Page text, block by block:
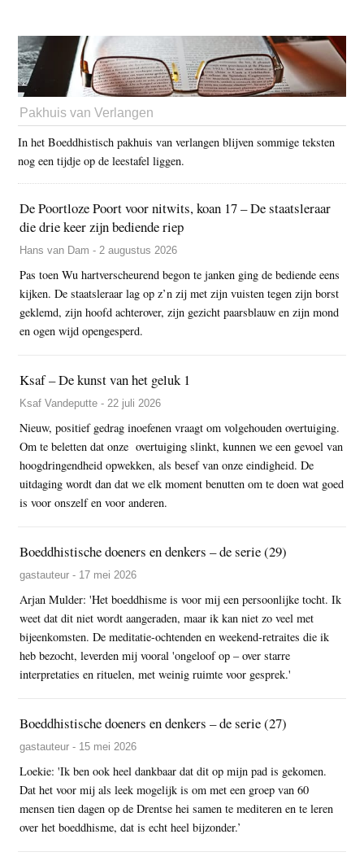
Pakhuis van Verlangen
In het Boeddhistisch pakhuis van verlangen blijven sommige teksten
nog een tijdje op de leestafel liggen.
De Poortloze Poort voor nitwits, koan 17 – De staatsleraar
die drie keer zijn bediende riep
Hans van Dam - 2 augustus 2026
Pas toen Wu hartverscheurend begon te janken ging de bediende eens
kijken. De staatsleraar lag op z’n zij met zijn vuisten tegen zijn borst
geklemd, zijn hoofd achterover, zijn gezicht paarsblauw en zijn mond
en ogen wijd opengesperd.
Ksaf – De kunst van het geluk 1
Ksaf Vandeputte - 22 juli 2026
Nieuw, positief gedrag inoefenen vraagt om volgehouden overtuiging.
Om te beletten dat onze overtuiging slinkt, kunnen we een gevoel van
hoogdringendheid opwekken, als besef van onze eindigheid. De
uitdaging wordt dan dat we elk moment benutten om te doen wat goed
is voor onszelf en voor anderen.
Boeddhistische doeners en denkers – de serie (29)
gastauteur - 17 mei 2026
Arjan Mulder: 'Het boeddhisme is voor mij een persoonlijke tocht. Ik
weet dat dit niet wordt aangeraden, maar ik kan niet zo veel met
bijeenkomsten. De meditatie-ochtenden en weekend-retraites die ik
heb bezocht, leverden mij vooral 'ongeloof op – over starre
interpretaties en rituelen, met weinig ruimte voor gesprek.'
Boeddhistische doeners en denkers – de serie (27)
gastauteur - 15 mei 2026
Loekie: 'Ik ben ook heel dankbaar dat dit op mijn pad is gekomen.
Dat het voor mij als leek mogelijk is om met een groep van 60
mensen tien dagen op de Drentse hei samen te mediteren en te leren
over het boeddhisme, dat is echt heel bijzonder.’